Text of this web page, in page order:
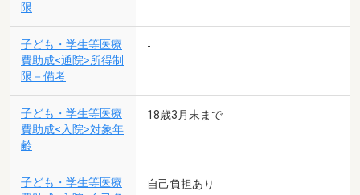
限
子ども・学生等医療
費助成<通院>所得制
限－備考
-
子ども・学生等医療
費助成<入院>対象年
齢
18歳3月末まで
子ども・学生等医療
自己負担あり